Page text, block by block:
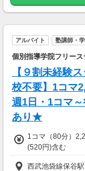
アルバイト 塾講師・
個別指導学院フリース
【９割未経験
校不要】1コマ
週1日・1コマ
あり★
1コマ（80分）
(520円)含む
西武池袋線保谷